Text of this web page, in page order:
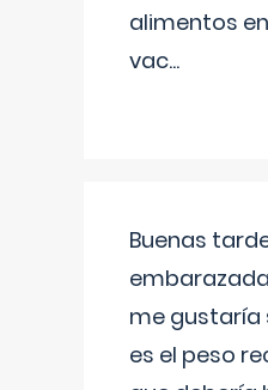
alimentos
vac...
Buenas
me gustaría
es el peso